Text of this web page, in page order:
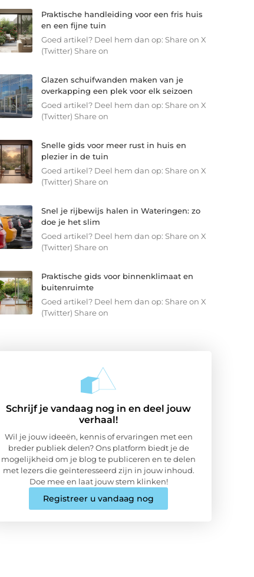
Praktische handleiding voor een fris huis
en een fijne tuin
Goed artikel? Deel hem dan op: Share on X
(Twitter) Share on
Glazen schuifwanden maken van je
overkapping een plek voor elk seizoen
Goed artikel? Deel hem dan op: Share on X
(Twitter) Share on
Snelle gids voor meer rust in huis en
plezier in de tuin
Goed artikel? Deel hem dan op: Share on X
(Twitter) Share on
Snel je rijbewijs halen in Wateringen: zo
doe je het slim
Goed artikel? Deel hem dan op: Share on X
(Twitter) Share on
Praktische gids voor binnenklimaat en
buitenruimte
Goed artikel? Deel hem dan op: Share on X
(Twitter) Share on
Schrijf je vandaag nog in en deel jouw
verhaal!
Wil je jouw ideeën, kennis of ervaringen met een
breder publiek delen? Ons platform biedt je de
mogelijkheid om je blog te publiceren en te delen
met lezers die geïnteresseerd zijn in jouw inhoud.
Doe mee en laat jouw stem klinken!
Registreer u vandaag nog